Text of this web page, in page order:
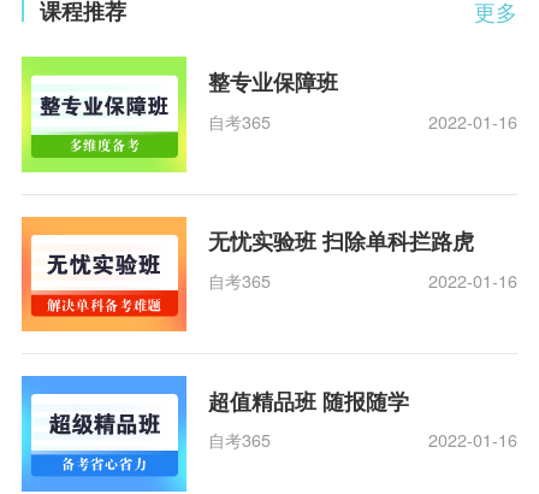
更多
课程推荐
整专业保障班
自考365 2022-01-16
无忧实验班 扫除单科拦路虎
自考365 2022-01-16
超值精品班 随报随学
自考365 2022-01-16